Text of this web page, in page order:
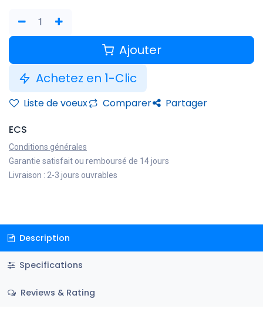
Ajouter
Achetez en 1-Clic
Liste de voeux Comparer
Partager
ECS
Conditions générales
Garantie satisfait ou remboursé de 14 jours
Livraison : 2-3 jours ouvrables
Description
Specifications
Reviews & Rating